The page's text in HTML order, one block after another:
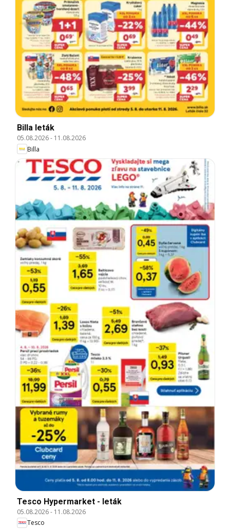
Billa leták
05.08.2026- 11.08.2026
Billa
Tesco Hypermarket - leták
05.08.2026- 11.08.2026
Tesco